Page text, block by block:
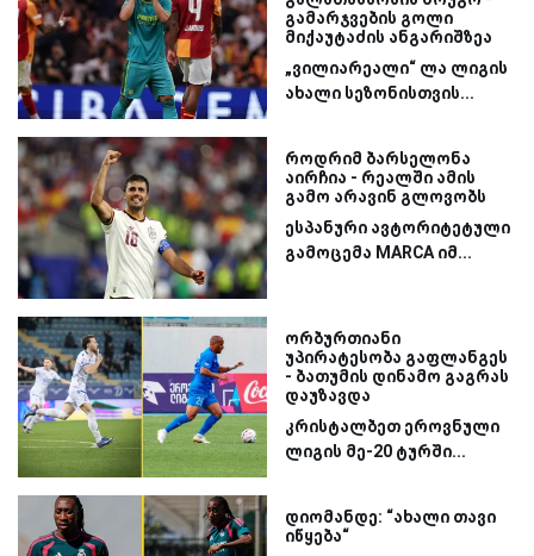
გამარჯვების გოლი
მიქაუტაძის ანგარიშზეა
„ვილიარეალი“ ლა ლიგის
ახალი სეზონისთვის...
როდრიმ ბარსელონა
აირჩია - რეალში ამის
გამო არავინ გლოვობს
ესპანური ავტორიტეტული
გამოცემა MARCA იმ...
ორბურთიანი
უპირატესობა გაფლანგეს
- ბათუმის დინამო გაგრას
დაუზავდა
კრისტალბეთ ეროვნული
ლიგის მე-20 ტურში...
დიომანდე: “ახალი თავი
იწყება“